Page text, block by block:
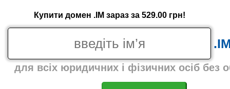
Купити домен .IM зараз за 529.00 грн!
для всіх юридичних і фізичних осіб без